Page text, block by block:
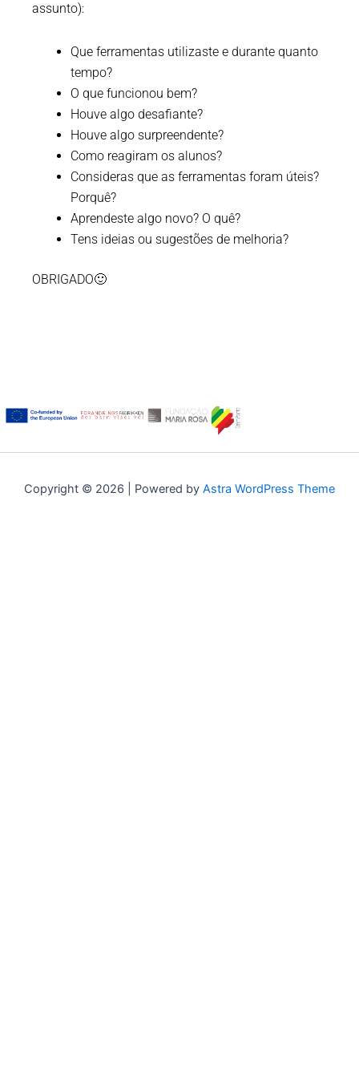
assunto):
Que ferramentas utilizaste e durante quanto
tempo?
O que funcionou bem?
Houve algo desafiante?
Houve algo surpreendente?
Como reagiram os alunos?
Consideras que as ferramentas foram úteis?
Porquê?
Aprendeste algo novo? O quê?
Tens ideias ou sugestões de melhoria?
OBRIGADO🙂
Copyright © 2026 | Powered by Astra WordPress Theme